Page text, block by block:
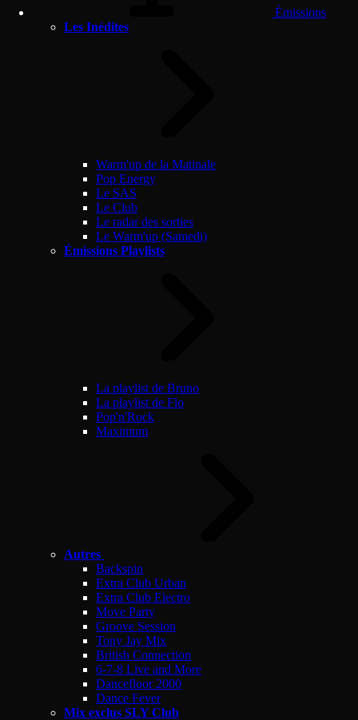
Émissions
Les Inédites
Warm'up de la Matinale
Pop Energy
Le SAS
Le Club
Le radar des sorties
Le Warm'up (Samedi)
Émissions Playlists
La playlist de Bruno
La playlist de Flo
Pop'n'Rock
Maximum
Autres
Backspin
Extra Club Urban
Extra Club Electro
Move Party
Groove Session
Tony Jay Mix
British Connection
6-7-8 Live and More
Dancefloor 2000
Dance Fever
Mix exclus SLY Club